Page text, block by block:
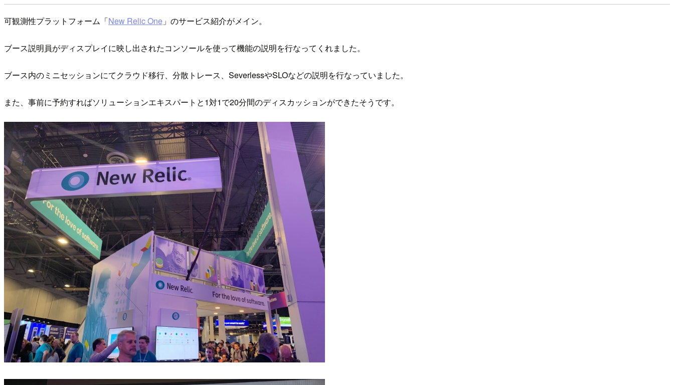
可観測性プラットフォーム「New Relic One 」のサービス紹介がメイン。
ブース説明員がディスプレイに映し出されたコンソールを使って機能の説明を行なってくれました。
ブース内のミニセッションにてクラウド移行、分散トレース、SeverlessやSLOなどの説明を行なっていました。
また、事前に予約すればソリューションエキスパートと1対1で20分間のディスカッションができたそうです。